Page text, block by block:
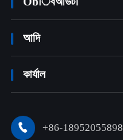
আদি
কার্যাল
 +86-18952055898